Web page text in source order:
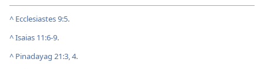
^ Ecclesiastes 9:5.
^Isaias 11:6-9.
^ Pinadayag 21:3, 4.